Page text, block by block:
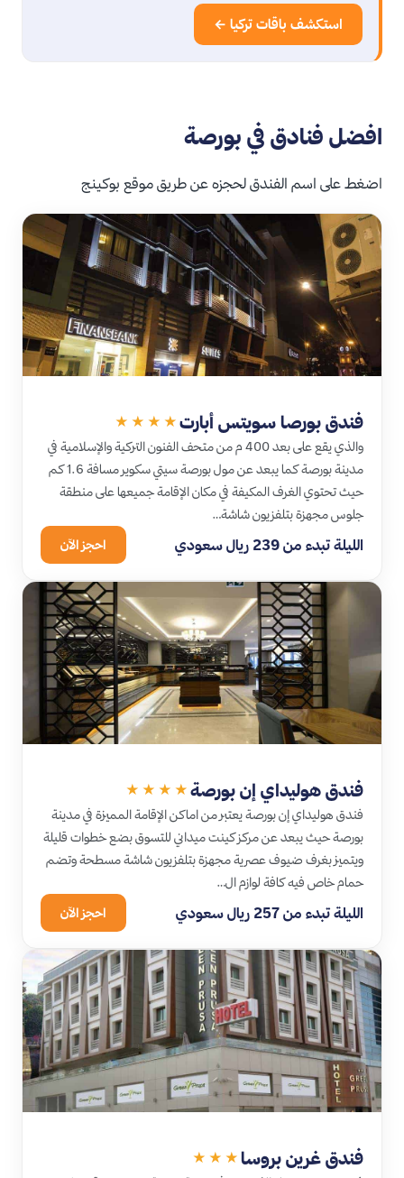
استكشف باقات تركيا ←
افضل فنادق في بورصة
اضغط على اسم الفندق لحجزه عن طريق موقع بوكينج
فندق بورصا سويتس أبارت ★★★★
والذي يقع على بعد 400 م من متحف الفنون التركية والإسلامية في
مدينة بورصة كما يبعد عن مول بورصة سيتي سكوير مسافة 1.6 كم
حيث تحتوي الغرف المكيفة في مكان الإقامة جميعها على منطقة
جلوس مجهزة بتلفزيون شاشة…
الليلة تبدء من 239 ريال سعودي احجز الآن
فندق هوليداي إن بورصة ★★★★
فندق هوليداي إن بورصة يعتبر من اماكن الإقامة المميزة في مدينة
بورصة حيث يبعد عن مركز كينت ميداني للتسوق بضع خطوات قليلة
ويتميز بغرف ضيوف عصرية مجهزة بتلفزيون شاشة مسطحة وتضم
حمام خاص فيه كافة لوازم ال…
الليلة تبدء من 257 ريال سعودي احجز الآن
فندق غرين بروسا ★★★